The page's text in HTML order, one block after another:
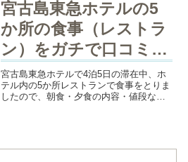
宮古島東急ホテルの5
か所の食事（レストラ
ン）をガチで口コミ！
島料理大好き
宮古島東急ホテルで4泊5日の滞在中、ホ
テル内の5か所レストランで食事をとりま
したので、朝食・夕食の内容・値段など